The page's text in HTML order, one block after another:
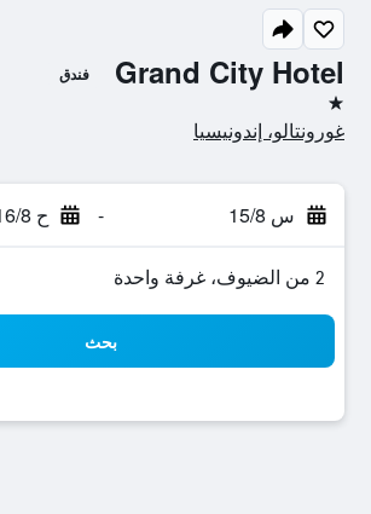
Grand City Hotel فندق
نجمة واحدة
غورونتالو، إندونيسيا
س 15/8 - ح 16/8
2 من الضيوف، غرفة واحدة
بحث